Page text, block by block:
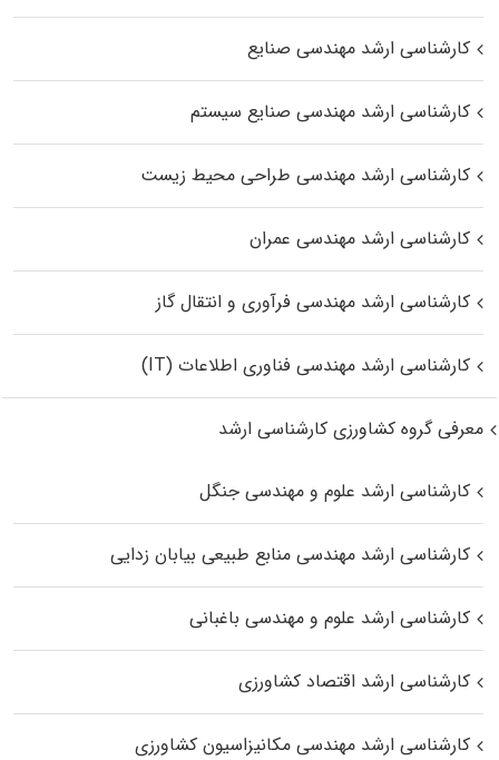
کارشناسی ارشد مهندسی صنایع
کارشناسی ارشد مهندسی صنایع سیستم
کارشناسی ارشد مهندسی طراحی محیط زیست
کارشناسی ارشد مهندسی عمران
کارشناسی ارشد مهندسی فرآوری و انتقال گاز
کارشناسی ارشد مهندسی فناوری اطلاعات (IT)
معرفی گروه کشاورزی کارشناسی ارشد
کارشناسی ارشد علوم و مهندسی جنگل
کارشناسی ارشد مهندسی منابع طبیعی بیابان زدایی
کارشناسی ارشد علوم و مهندسی باغبانی
کارشناسی ارشد اقتصاد کشاورزی
کارشناسی ارشد مهندسی مکانیزاسیون کشاورزی